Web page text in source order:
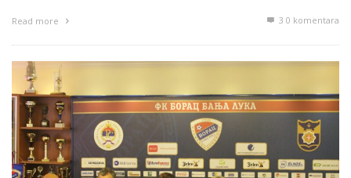
Read more 3 0 komentara